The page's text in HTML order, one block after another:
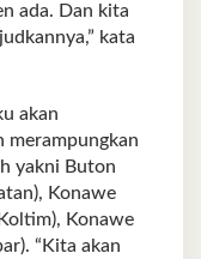
ada. Dan kita
kata
akan
merampungkan
yakni Buton
Konawe
Konawe
“Kita akan